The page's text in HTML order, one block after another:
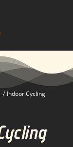
Home
Kurse
Indoor Cycling